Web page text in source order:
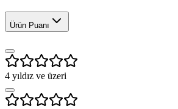
Ürün Puanı
4 yıldız ve üzeri